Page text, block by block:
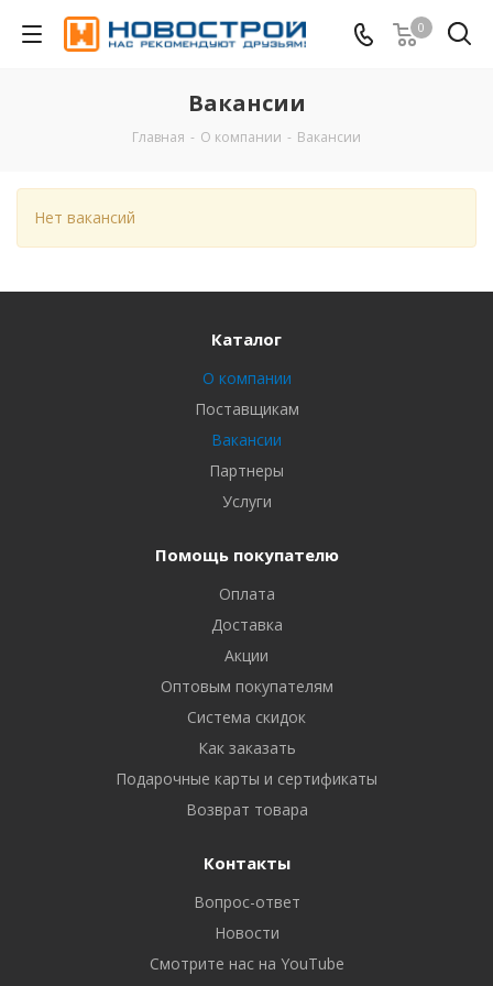
0
Вакансии
Главная - О компании - Вакансии
Нет вакансий
Каталог
О компании
Поставщикам
Вакансии
Партнеры
Услуги
Помощь покупателю
Оплата
Доставка
Акции
Оптовым покупателям
Система скидок
Как заказать
Подарочные карты и сертификаты
Возврат товара
Контакты
Вопрос-ответ
Новости
Смотрите нас на YouTube